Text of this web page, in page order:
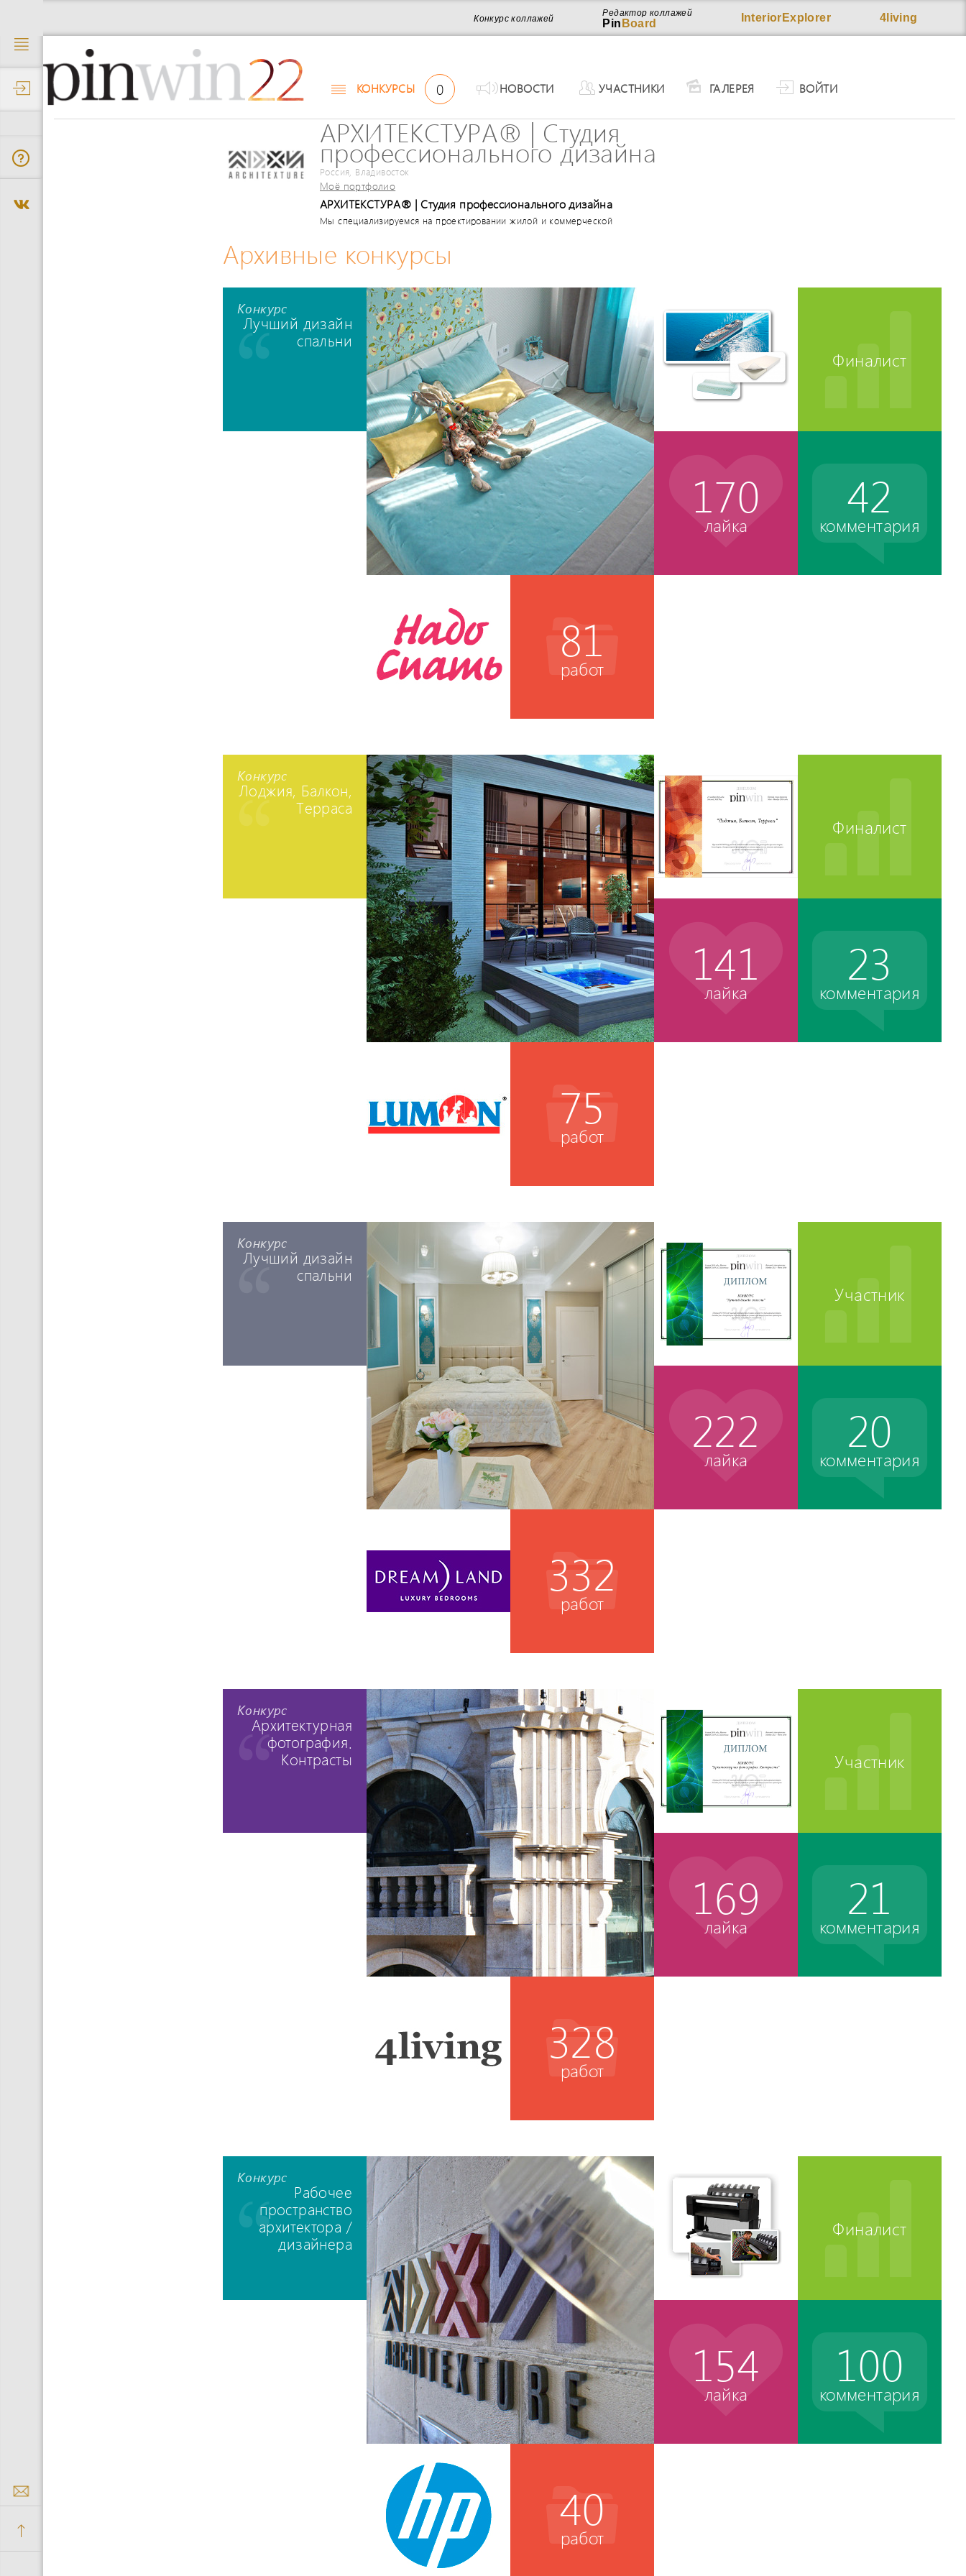
4living
InteriorExplorer
Редактор коллажей
Pin Board
Конкурс коллажей
22 КОНКУРСЫ 0 НОВОСТИ УЧАСТНИКИ ГАЛЕРЕЯ ВОЙТИ
АРХИТЕКСТУРА® | Студия
профессионального дизайна
Россия, Владивосток
Моё портфолио
АРХИТЕКСТУРА® | Студия профессионального дизайна
Мы специализируемся на проектировании жилой и коммерческой
дополнительных эксклюзивных комплексных услуг. НАШ ОПЫТ ДОСТУПЕН
КАЖДОМУ! За что нас выбирают и в дальнейшем рекомендуют своим лучшим
разработку жилых и коммерческих интерьеров/экстерьеров любых типов с
составом рабочего проекта не имеющего аналогов; Проводим консультации,
обмеры в любой удобный для Вас день. БЕСПЛАТНО! Обеспечиваем сжатые
сроки! Цены соответствуют качеству, а результат превосходит ожидания. Все
суммы оговариваются после точных обмеров и составления сметы в договоре,
что исключает демпинговых обманчивых цен за "урезанные" проекты, как
показывает практика; Прежде чем приступить к проекту, обсуждаем бюджет на
будущий ремонт, чтобы подобрать в проект отделочные материалы, освещение,
предметы мебели и декор, стоимость которых не выйдут за рамки лимита;
Прорабатываем архитектурные решения, оформление фасадов; Проводим
ремонт и отделу любой сложности, малоэтажное строительство "под ключ";
Производим авторский надзор за реализацией и полное сопровождение
проекта; Подбираем и обеспечиваем самыми качественными отделочными
материалами из 1500 образцов в собственном шоу-руме; Изготавливаем
неповторимые кухни и индивидуальную дизайнерскую мебель по дизайн-
проекту; Регулярно участвуем в выставках мирового уровня - оцениваем уровень
своего профессионализма благодаря признанию международного жюри, что
позволяет быть в центре мировой индустрии дизайна. Все эти особенности мы
закладываем в каждый наш дизайн-проект и доводим его для Вас до
совершенства! Вот поэтому мы создаем реальные интерьеры под ключ с
профессиональным комплексным подходом, отвечая за качество своей работы -
даем гарантию и при получении результата Ваши положительные эмоции
гарантированы, а затраты времени и средств будут минимальными! География
наших работ очень широка и включает каждую новостройку, дома и квартиры в
"Паллада" - ЖК "Патрокл" - ЖК "Адмирал" - ЖК "Южный квартал" - ЖК "Сердце
океана" - ЖК по ул. Черняховского - ЖК "Снеговая падь" - ЖК "Олимп" - ЖК
"Орлиное гнездо" - ЖК "Тринити" - ЖК "Фрегат" - ул. Тобольская 11 - ул.
Комсомольская 25 Б - пос. "Радово-1", "Радово-2" - др. города ДВ и РФ Хотите
быть следующим нашим клиентом? Звоните прямо сейчас 200-92-90! Мы
разработаем интерьер только для вас, исходя только из ваших потребностей и
желаний. До встречи! :)
Архивные конкурсы
Конкурс
Лучший дизайн
спальни
Финалист
170
лайка
42
комментария
81
работ
Конкурс
Лоджия, Балкон,
Терраса
Финалист
141
лайка
23
комментария
75
работ
Конкурс
Лучший дизайн
спальни
Участник
222
лайка
20
комментария
332
работ
Конкурс
Архитектурная
фотография.
Контрасты
Участник
169
лайка
21
комментария
328
работ
Конкурс
Рабочее
пространство
архитектора /
дизайнера
Финалист
154
лайка
100
комментария
40
работ